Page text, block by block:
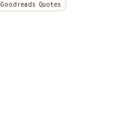
Goodreads Quotes